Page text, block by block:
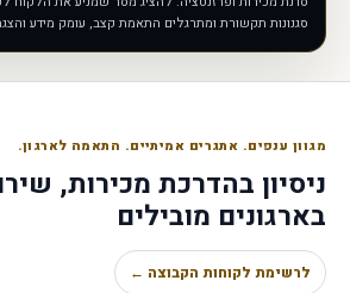
סגנונות תקשורת ומתרגלים התאמת קצב, עומק מידע
מגוון ענפים. אתגרים אמיתיים. התאמה לארגון.
ניסיון בהדרכת מכירות,
בארגונים מובילים
לרשימת לקוחות הקבוצה ←